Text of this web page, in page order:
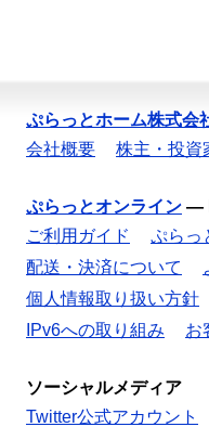
ぷらっとホーム株式会
会社概要
株主・投資
ぷらっとオンライン —
ご利用ガイド
ぷらっ
配送・決済について
個人情報取り扱い方針
IPv6への取り組み
お
ソーシャルメディア
Twitter公式アカウント